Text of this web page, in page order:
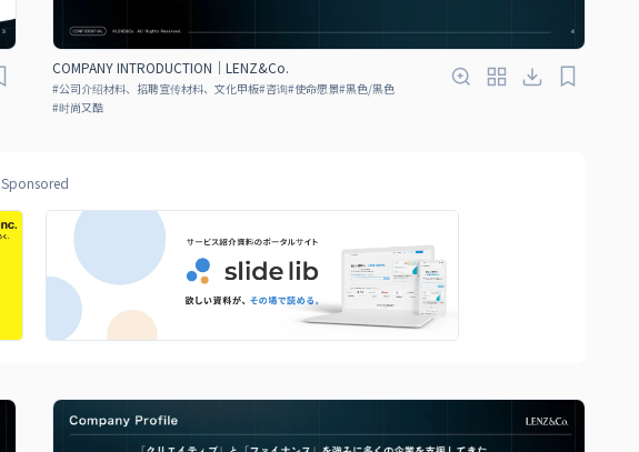
COMPANY INTRODUCTION｜LENZ&Co.
#公司介绍材料、招聘宣传材料、文化甲板#咨询#使命愿景#黑色/黑色
#时尚又酷
Sponsored